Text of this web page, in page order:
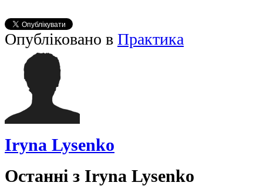
Опубліковано в Практика
Iryna Lysenko
Останні з Iryna Lysenko